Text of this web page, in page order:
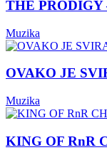
THE PRODIGY
Muzika
OVAKO JE
Muzika
KING OF RnR